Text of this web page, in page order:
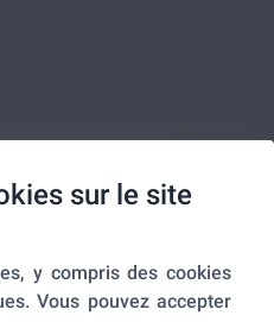
sur le site
y compris des cookies
Vous pouvez accepter